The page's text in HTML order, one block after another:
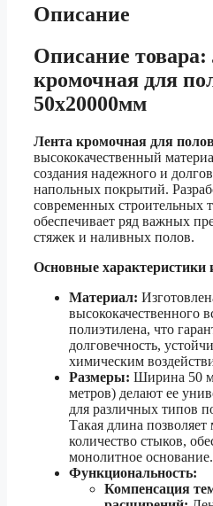
Описание
Описание
кромочная для
50х20000мм
Лента кромочная для
высококачественный
создания надежного и
напольных покрытий.
современных строительных
обеспечивает ряд важных
стяжек и наливных полов.
Основные характеристики
Материал:
высококачественного
полиэтилена, что
долговечность,
химическим
Размеры: Ширина 50
метров) делают ее
для различных типов
Такая длина
количество стыков,
монолитное основание.
Функциональность:
Компенсация